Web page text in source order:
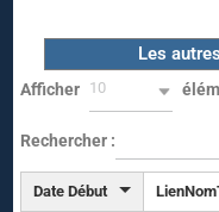
Les
Afficher 10
Rechercher :
Date Début